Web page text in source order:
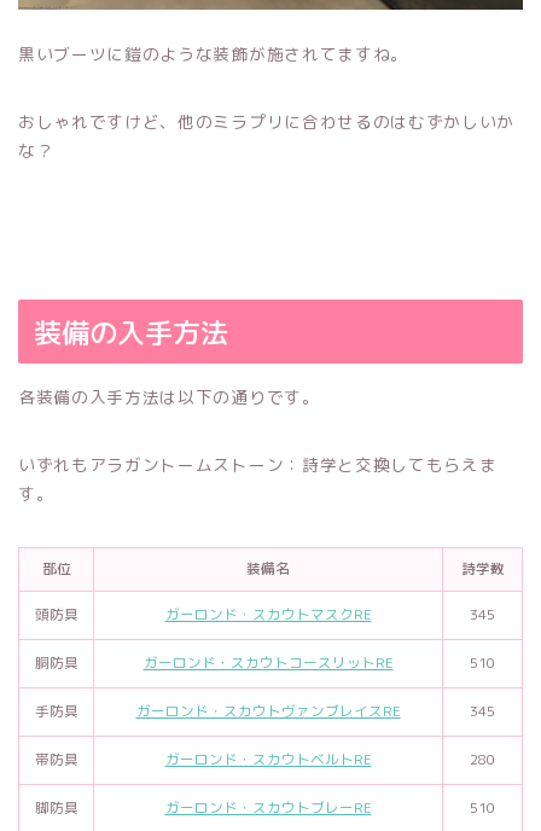
黒いブーツに鎧のような装飾が施されてますね。
おしゃれですけど、他のミラプリに合わせるのはむずかしいか
な？
装備の入手方法
各装備の入手方法は以下の通りです。
いずれもアラガントームストーン：詩学と交換してもらえま
す。
部位 装備名 詩学数
頭防具 ガーロンド・スカウトマスクRE 345
胴防具 ガーロンド・スカウトコースリットRE 510
手防具 ガーロンド・スカウトヴァンブレイスRE 345
帯防具 ガーロンド・スカウトベルトRE 280
脚防具 ガーロンド・スカウトブレーRE 510